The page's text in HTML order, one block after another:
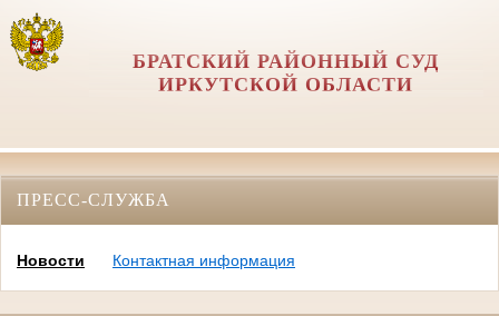
БРАТСКИЙ РАЙОННЫЙ СУД
ИРКУТСКОЙ ОБЛАСТИ
ПРЕСС-СЛУЖБА
Новости Контактная информация